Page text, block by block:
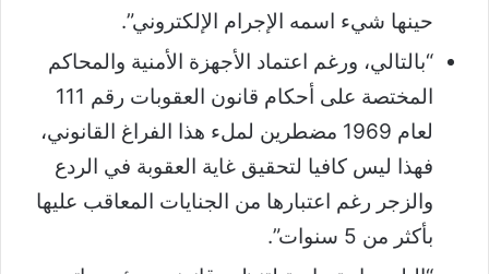
حينها شيء اسمه الإجرام الإلكتروني”.
“بالتالي، ورغم اعتماد الأجهزة الأمنية والمحاكم
المختصة على أحكام قانون العقوبات رقم 111
لعام 1969 مضطرين لملء هذا الفراغ القانوني،
فهذا ليس كافيا لتحقيق غاية العقوبة في الردع
والزجر رغم اعتبارها من الجنايات المعاقب عليها
بأكثر من 5 سنوات”.